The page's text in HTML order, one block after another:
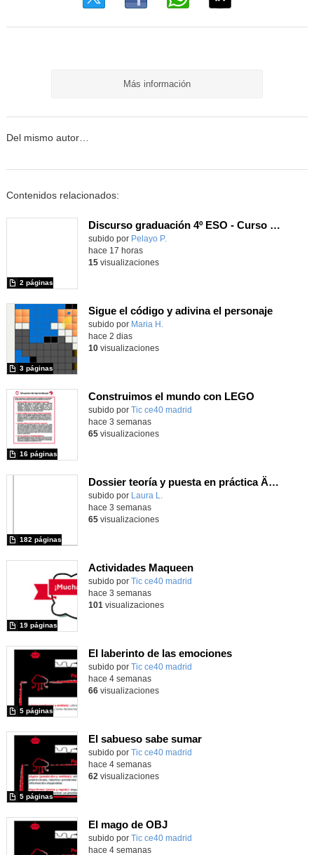
Más información
Del mismo autor…
Contenidos relacionados:
Discurso graduación 4º ESO - Curso 25/26
subido por Pelayo P.
2 páginas
hace 17 horas
15visualizaciones
Sigue el código y adivina el personaje
Contenido educativo.
subido por Maria H.
3 páginas
hace 2 dias
10visualizaciones
Construimos el mundo con LEGO
subido por Tic ce40 madrid
16 páginas
hace 3 semanas
65visualizaciones
Dossier teoría y puesta en práctica Äprendizaje Basado en Juegos en Educación Infantil y Primaria
Contenido educativo.
subido por Laura L.
182 páginas
hace 3 semanas
65visualizaciones
Actividades Maqueen
Contenido educativo.
subido por Tic ce40 madrid
19 páginas
hace 3 semanas
101 visualizaciones
El laberinto de las emociones
subido por Tic ce40 madrid
5 páginas
hace 4 semanas
66visualizaciones
El sabueso sabe sumar
subido por Tic ce40 madrid
5 páginas
hace 4 semanas
62 visualizaciones
El mago de OBJ
subido por Tic ce40 madrid
hace 4 semanas